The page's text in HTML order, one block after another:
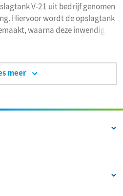
V-21 uit bedrijf genomen
Hiervoor wordt de opslagtank
waarna deze inwendig
meer